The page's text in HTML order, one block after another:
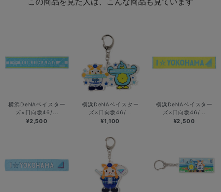
横浜DeNAベイスター
ズ×日向坂46/...
¥2,500
横浜DeNAベイスター
ズ×日向坂46/...
¥1,100
横浜DeNAベイスター
ズ×日向坂46/...
¥2,500